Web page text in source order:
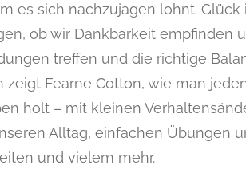
es sich nachzujagen lohnt. Glück
ob wir Dankbarkeit empfinden
treffen und die richtige
Fearne Cotton, wie man
holt – mit kleinen
Alltag, einfachen Übungen
und vielem mehr.